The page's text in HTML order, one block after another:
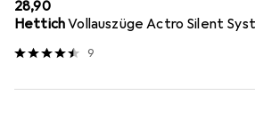
EUR
28,90
HettichVollauszüge Actro Silent
9